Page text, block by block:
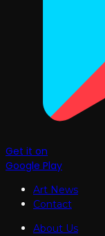
Get it on
Google Play
Art News
Contact
About Us